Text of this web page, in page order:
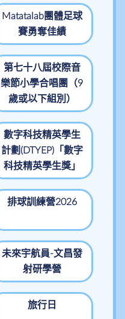
Matatalab團體足球
賽勇奪佳績
第七十八屆校際音
樂節小學合唱團（9
歲或以下組別）
數字科技精英學生
計劃(DTYEP)「數字
科技精英學生獎」
排球訓練營2026
未來宇航員-文昌發
射研學營
旅行日